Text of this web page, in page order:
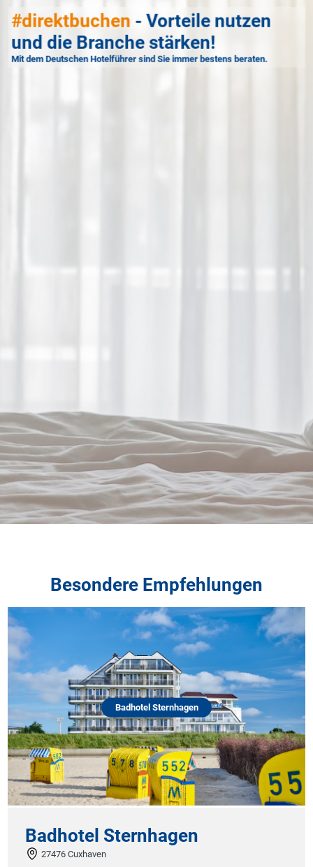
#direktbuchen - Vorteile nutzen
und die Branche stärken!
Mit dem Deutschen Hotelführer sind Sie immer bestens beraten.
Besondere Empfehlungen
Badhotel Sternhagen
Badhotel Sternhagen
27476 Cuxhaven